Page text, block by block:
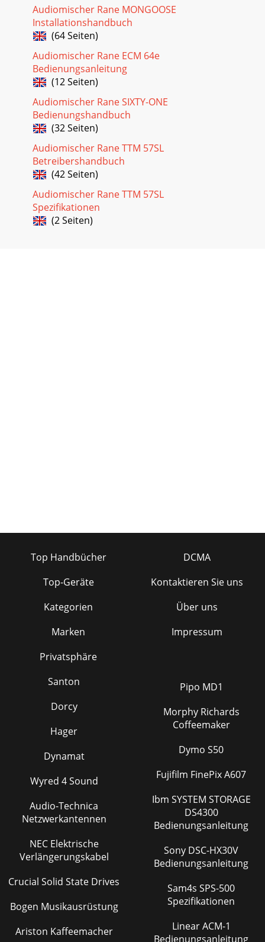
Audiomischer Rane MONGOOSE
Installationshandbuch
(64 Seiten)
Audiomischer Rane ECM 64e
Bedienungsanleitung
(12 Seiten)
Audiomischer Rane SIXTY-ONE
Bedienungshandbuch
(32 Seiten)
Audiomischer Rane TTM 57SL
Betreibershandbuch
(42 Seiten)
Audiomischer Rane TTM 57SL
Spezifikationen
(2 Seiten)
Top Handbücher
Top-Geräte
Kategorien
Marken
Privatsphäre
DCMA
Kontaktieren Sie uns
Über uns
Impressum
Santon
Dorcy
Hager
Dynamat
Wyred 4 Sound
Audio-Technica
Netzwerkantennen
NEC Elektrische
Verlängerungskabel
Crucial Solid State Drives
Bogen Musikausrüstung
Ariston Kaffeemacher
Pipo MD1
Morphy Richards
Coffeemaker
Dymo S50
Fujifilm FinePix A607
Ibm SYSTEM STORAGE
DS4300
Bedienungsanleitung
Sony DSC-HX30V
Bedienungsanleitung
Sam4s SPS-500
Spezifikationen
Linear ACM-1
Bedienungsanleitung